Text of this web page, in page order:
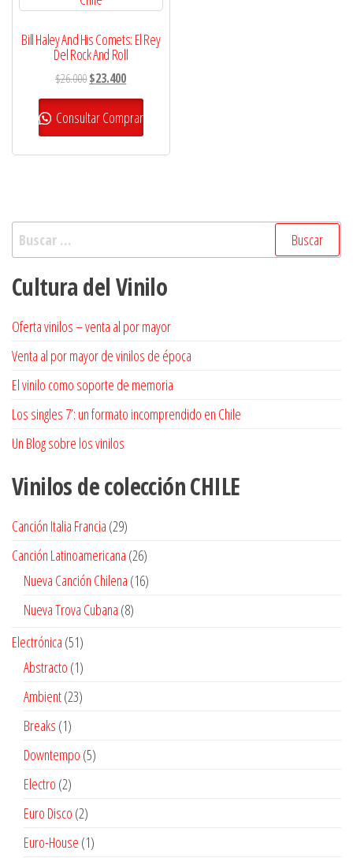
Bill Haley And His Comets: El Rey
Del Rock And Roll
$26.000El
precio
original
era:
$26.000.
$23.400El
precio
actual
es:
$23.400.
Consultar Comprar
Buscar:
Cultura del Vinilo
Oferta vinilos – venta al por mayor
Venta al por mayor de vinilos de época
El vinilo como soporte de memoria
Los singles 7’: un formato incomprendido en Chile
Un Blog sobre los vinilos
Vinilos de colecciónCHILE
Canción Italia Francia 2929
productos
Canción Latinoamericana 2626
productos
Nueva Canción Chilena 1616
Nueva Trova Cubana 88
Electrónica 5151
productos
Abstracto 11
producto
Ambient 2323
Breaks 11
producto
Downtempo 55
Electro 22
productos
Euro Disco 22
productos
Euro-House 11